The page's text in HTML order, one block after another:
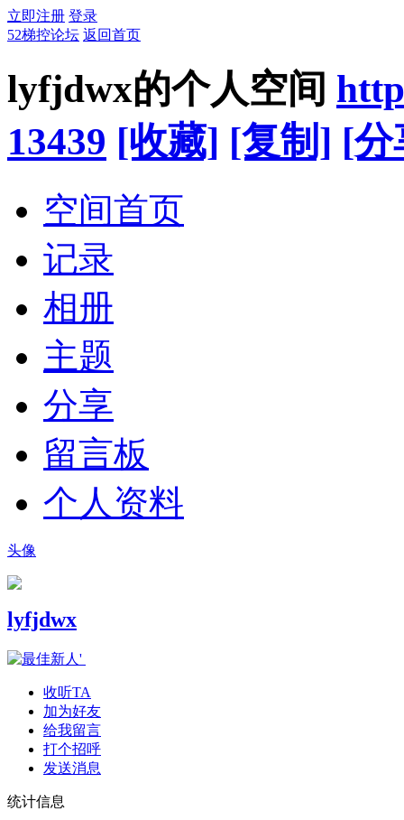
立即注册 登录
52梯控论坛 返回首页
lyfjdwx的个人空间
13439 [收藏] [复制] [分
空间首页
记录
相册
主题
分享
留言板
个人资料
头像
lyfjdwx
收听TA
加为好友
给我留言
打个招呼
发送消息
统计信息